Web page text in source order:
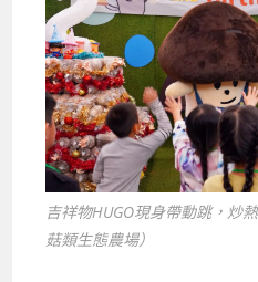
吉祥物HUGO現身帶動跳，炒
菇類生態農場）